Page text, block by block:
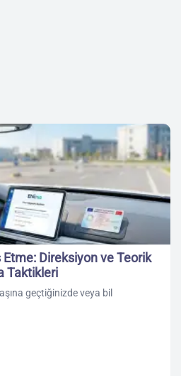
Etme: Direksiyon ve Teorik
Taktikleri
geçtiğinizde veya bil